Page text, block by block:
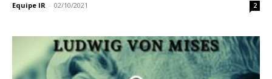
Equipe IR - 02/10/2021 2